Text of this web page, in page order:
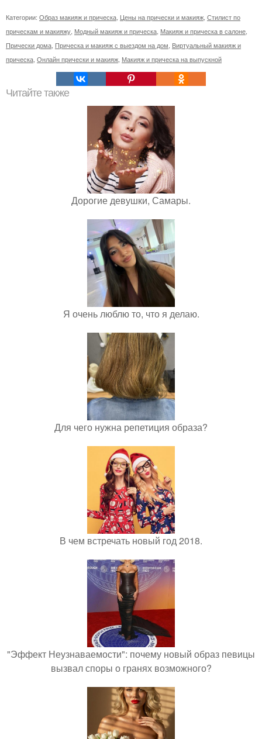
Категории: Образ макияж и прическа Цены на прически и макияж Стилист по
прическам и макияжу Модный макияж и прическа Макияж и прическа в салоне
Прически дома Прическа и макияж с выездом на дом Виртуальный макияж и
прическа Онлайн прически и макияж Макияж и прическа на выпускной
Читайте также
Дорогие девушки, Самары.
Я очень люблю то, что я делаю.
Для чего нужна репетиция образа?
В чем встречать новый год 2018.
"Эффект Неузнаваемости": почему новый образ певицы
вызвал споры о гранях возможного?